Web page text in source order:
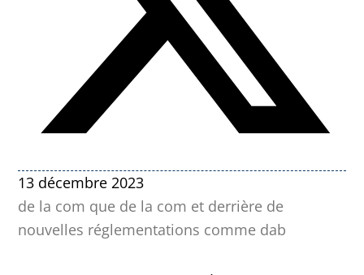
13 décembre 2023
de la com que de la com et derrière de
nouvelles réglementations comme dab